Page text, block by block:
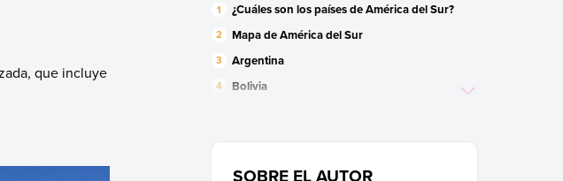
que incluye
¿Cuáles son los países de América del Sur?
Mapa de América del Sur
Argentina
Bolivia
SOBRE EL AUTOR